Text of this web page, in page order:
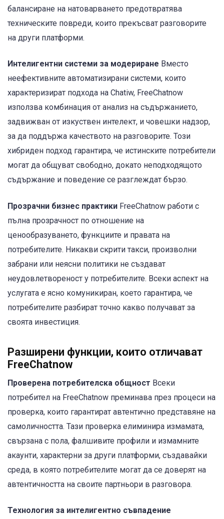
балансиране на натоварването предотвратява
техническите повреди, които прекъсват разговорите
на други платформи.
Интелигентни системи за модериране Вместо
неефективните автоматизирани системи, които
характеризират подхода на Chatiw, FreeChatnow
използва комбинация от анализ на съдържанието,
задвижван от изкуствен интелект, и човешки надзор,
за да поддържа качеството на разговорите. Този
хибриден подход гарантира, че истинските потребители
могат да общуват свободно, докато неподходящото
съдържание и поведение се разглеждат бързо.
Прозрачни бизнес практики FreeChatnow работи с
пълна прозрачност по отношение на
ценообразуването, функциите и правата на
потребителите. Никакви скрити такси, произволни
забрани или неясни политики не създават
неудовлетвореност у потребителите. Всеки аспект на
услугата е ясно комуникиран, което гарантира, че
потребителите разбират точно какво получават за
своята инвестиция.
Разширени функции, които отличават
FreeChatnow
Проверена потребителска общност Всеки
потребител на FreeChatnow преминава през процеси на
проверка, които гарантират автентично представяне на
самоличността. Тази проверка елиминира измамата,
свързана с пола, фалшивите профили и измамните
акаунти, характерни за други платформи, създавайки
среда, в която потребителите могат да се доверят на
автентичността на своите партньори в разговора.
Технология за интелигентно съвпадение